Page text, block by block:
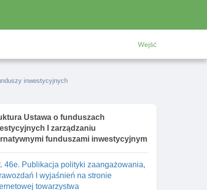
Wejść
inwestycyjnych
Ustawa o funduszach
I zarządzaniu
funduszami inwestycyjnym
inwestycyjnym funduszu
funduszu inwestycyjnego
funduszu inwestycyjnego
46d. Polityka dotycząca zaangażowania
46e. Publikacja polityki zaangażowania,
I wyjaśnień na stronie
towarzystwa